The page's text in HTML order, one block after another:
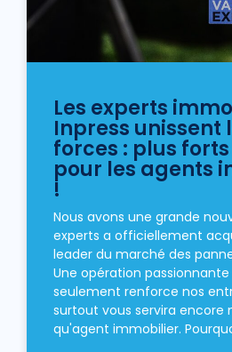
Les experts
Inpress unissent
forces : plus
pour les agents
!
Nous avons une grande
experts a officiellement
leader du marché des
Une opération
seulement renforce nos
surtout vous servira encore
qu'agent immobilier.